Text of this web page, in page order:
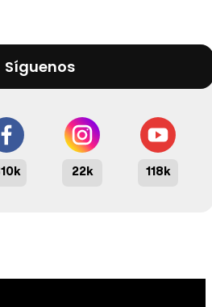
Síguenos
22k 118k